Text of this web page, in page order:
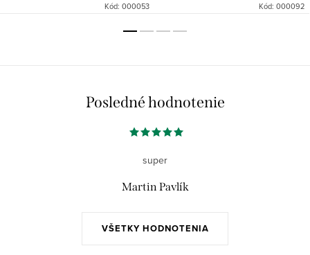
Kód: 000053 Kód: 000092
Posledné hodnotenie
VŠETKY HODNOTENIA
super
Martin Pavlík